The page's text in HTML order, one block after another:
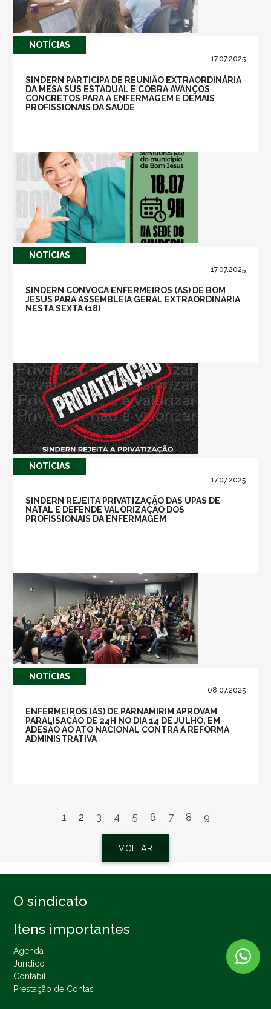
NOTÍ­CIAS
17.07.2025
SINDERN PARTICIPA DE REUNIÃO EXTRAORDINÁRIA
DA MESA SUS ESTADUAL E COBRA AVANÇOS
CONCRETOS PARA A ENFERMAGEM E DEMAIS
PROFISSIONAIS DA SAÚDE
NOTÍ­CIAS
17.07.2025
SINDERN CONVOCA ENFERMEIROS (AS) DE BOM
JESUS PARA ASSEMBLEIA GERAL EXTRAORDINÁRIA
NESTA SEXTA (18)
NOTÍ­CIAS
17.07.2025
SINDERN REJEITA PRIVATIZAÇÃO DAS UPAS DE
NATAL E DEFENDE VALORIZAÇÃO DOS
PROFISSIONAIS DA ENFERMAGEM
NOTÍ­CIAS
08.07.2025
ENFERMEIROS (AS) DE PARNAMIRIM APROVAM
PARALISAÇÃO DE 24H NO DIA 14 DE JULHO, EM
ADESÃO AO ATO NACIONAL CONTRA A REFORMA
ADMINISTRATIVA
1 2 3 4 5 6 7 8 9
VOLTAR
O sindicato
Itens importantes
Agenda
Jurídico
Contábil
Prestação de Contas